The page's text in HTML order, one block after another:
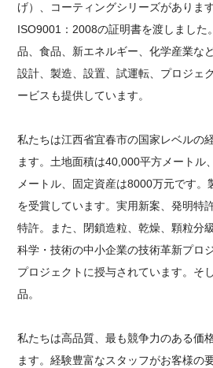
げ）、コーティングシリーズがありま
ISO9001：2008の証明書を渡しました
品、食品、新エネルギー、化学産業な
設計、製造、設置、試運転、プロジェ
ービスも提供しています。
私たちは江西省宜春市の国家レベルの
ます。土地面積は40,000平方メートル
メートル、固定資産は8000万元です
を受賞しています。実用新案、発明特
特許。また、閉鎖造粒、乾燥、顆粒分
科学・技術の中小企業の技術革新プロ
プロジェクトに授与されています。そ
品。
私たちは高品質、最も競争力のある価
ます。経験豊富なスタッフがお客様の